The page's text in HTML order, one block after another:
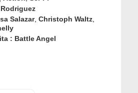
Salazar, Christoph Waltz,
: Battle Angel